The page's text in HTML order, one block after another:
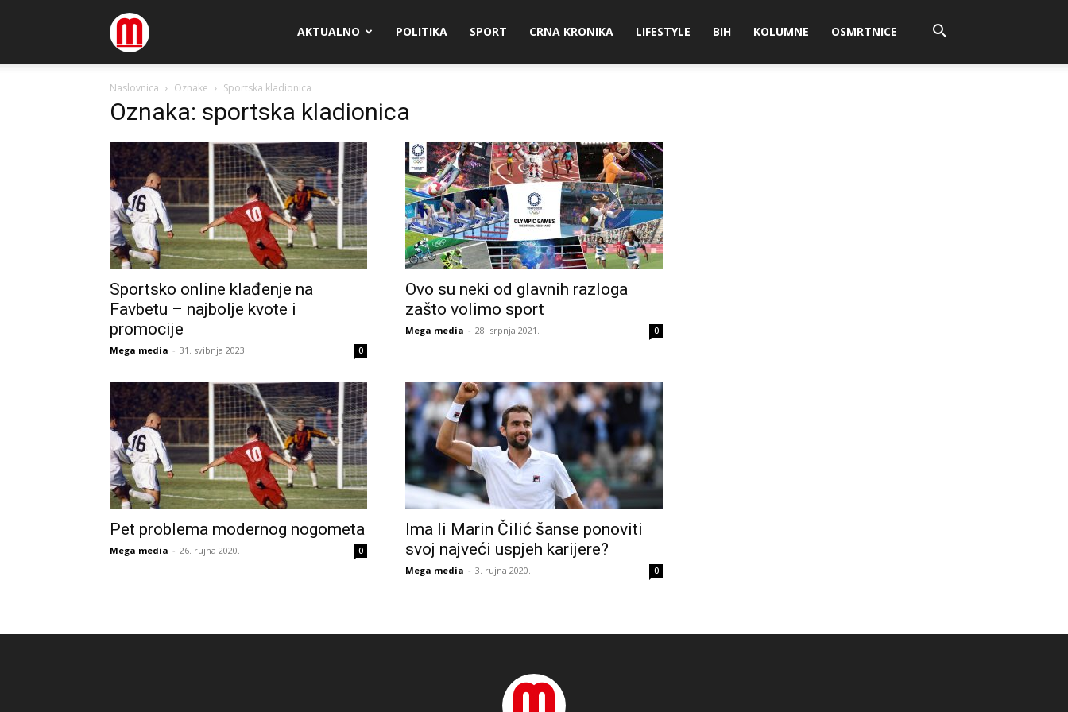
Megamedia AKTUALNO POLITIKA SPORT CRNA KRONIKA LIFESTYLE BIH KOLUMNE OSMRTNICE
Naslovnica Oznake Sportska kladionica
Oznaka: sportska kladionica
Sportsko online klađenje na
Favbetu – najbolje kvote i
promocije
Mega media - 31. svibnja 2023. 0
Ovo su neki od glavnih razloga
zašto volimo sport
Mega media - 28. srpnja 2021. 0
Pet problema modernog nogometa
Mega media - 26. rujna 2020. 0
Ima li Marin Čilić šanse ponoviti
svoj najveći uspjeh karijere?
Mega media - 3. rujna 2020. 0